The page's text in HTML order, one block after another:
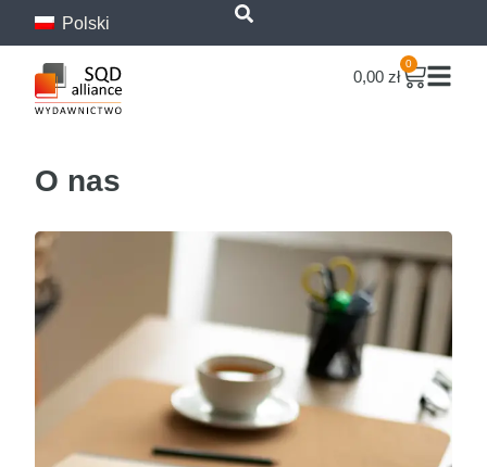
treści
Polski
0,00 zł
0
O nas